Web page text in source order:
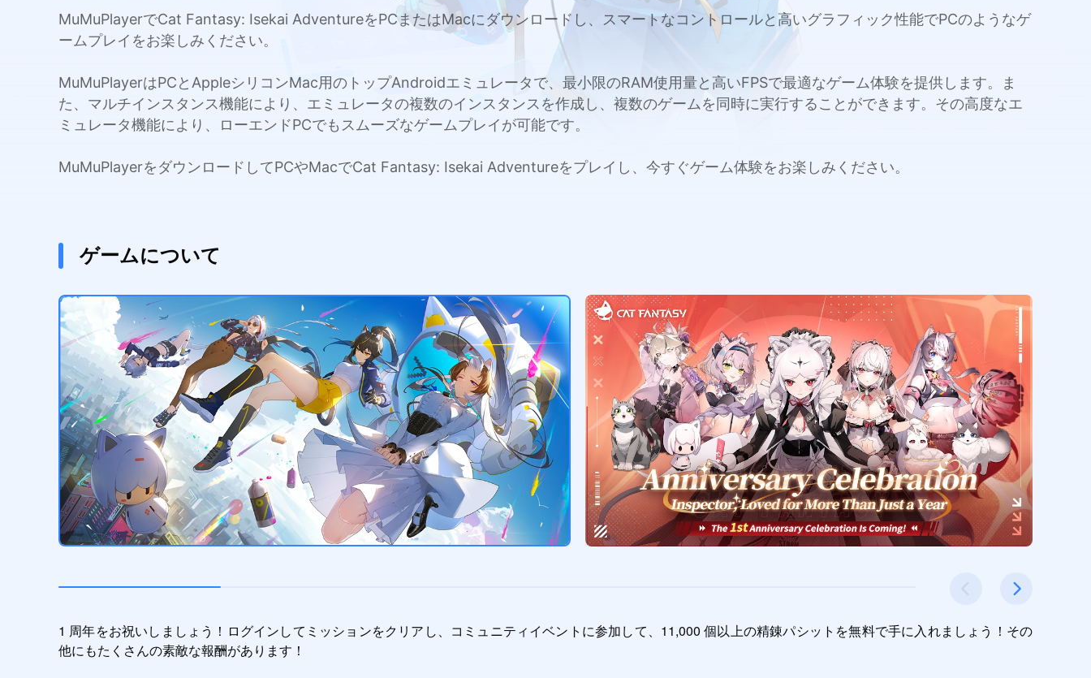
MuMuPlayerでCat Fantasy: Isekai AdventureをPCまたはMacにダウンロードし、スマートなコントロールと高いグラフィック性能でPCのようなゲ
ームプレイをお楽しみください。
MuMuPlayerはPCとAppleシリコンMac用のトップAndroidエミュレータで、最小限のRAM使用量と高いFPSで最適なゲーム体験を提供します。ま
た、マルチインスタンス機能により、エミュレータの複数のインスタンスを作成し、複数のゲームを同時に実行することができます。その高度なエ
ミュレータ機能により、ローエンドPCでもスムーズなゲームプレイが可能です。
MuMuPlayerをダウンロードしてPCやMacでCat Fantasy: Isekai Adventureをプレイし、今すぐゲーム体験をお楽しみください。
ゲームについて
1 周年をお祝いしましょう！ログインしてミッションをクリアし、コミュニティイベントに参加して、11,000 個以上の精錬パシットを無料で手に入れましょう！その
他にもたくさんの素敵な報酬があります！